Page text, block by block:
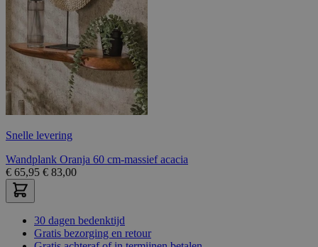
Snelle levering
Wandplank Oranja 60 cm-massief acacia
€ 65,95 € 83,00
30 dagen bedenktijd
Gratis bezorging en retour